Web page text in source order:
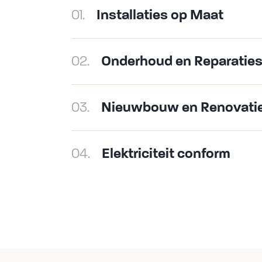
01. Installaties op Maat
02. Onderhoud en Reparaties
03. Nieuwbouw en
04. Elektriciteit conform